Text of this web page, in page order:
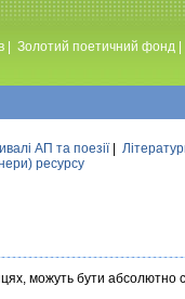
Золотий поетичний фонд
АП та поезiї|
ресурсу
можуть бути